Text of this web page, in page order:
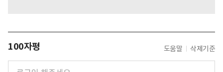
100자평 도움말 삭제기준